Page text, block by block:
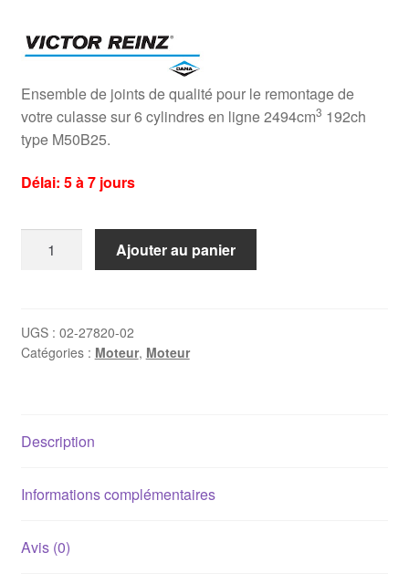
Ensemble de joints de qualité pour le remontage de
votre culasse sur 6 cylindres en ligne 2494cm3 192ch
type M50B25.
Délai: 5 à 7 jours
joints
haut
/
-
partir
Ajouter au panier
UGS : 02-27820-02
Catégories : Moteur, Moteur
Description
Informations complémentaires
Avis (0)